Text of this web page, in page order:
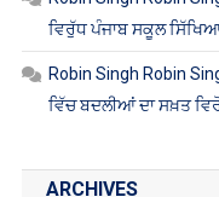
ਜੁਲਾਈ 2026
ਜੂਨ 2026
ਅਪ੍ਰੈਲ 2026